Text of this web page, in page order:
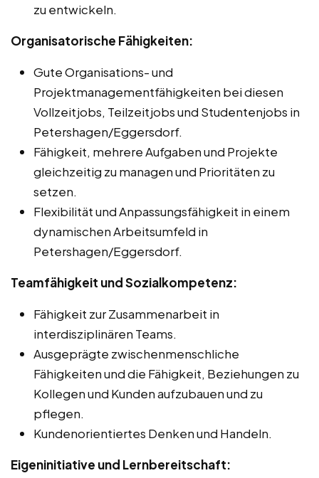
zu entwickeln.
Organisatorische Fähigkeiten:
Gute Organisations- und
Projektmanagementfähigkeiten bei diesen
Vollzeitjobs, Teilzeitjobs und Studentenjobs in
Petershagen/Eggersdorf.
Fähigkeit, mehrere Aufgaben und Projekte
gleichzeitig zu managen und Prioritäten zu
setzen.
Flexibilität und Anpassungsfähigkeit in einem
dynamischen Arbeitsumfeld in
Petershagen/Eggersdorf.
Teamfähigkeit und Sozialkompetenz:
Fähigkeit zur Zusammenarbeit in
interdisziplinären Teams.
Ausgeprägte zwischenmenschliche
Fähigkeiten und die Fähigkeit, Beziehungen zu
Kollegen und Kunden aufzubauen und zu
pflegen.
Kundenorientiertes Denken und Handeln.
Eigeninitiative und Lernbereitschaft: